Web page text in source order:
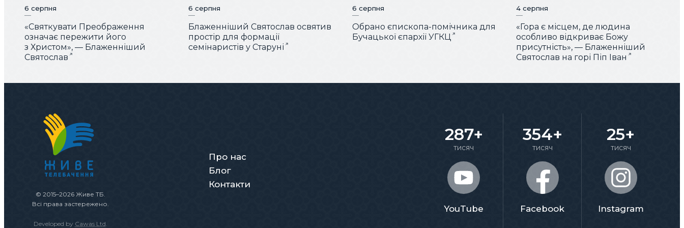
6 серпня
«Святкувати Преображення
означає пережити його
з Христом», — Блаженніший
Святослав
6 серпня
Блаженніший Святослав освятив
простір для формації
семінаристів у Старуні
6 серпня
Обрано єпископа-помічника для
Бучацької єпархії УГКЦ
4 серпня
«Гора є місцем, де людина
особливо відкриває Божу
присутність», — Блаженніший
Святослав на горі Піп Іван
© 2015–2026 Живе ТБ.
Всі права застережено.
Developed by Cawas Ltd
Про нас
Блог
Контакти
287+
тисяч
YouTube
354+
тисяч
Facebook
25+
тисяч
Instagram